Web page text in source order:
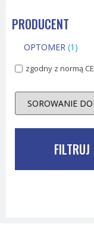
PRODUCENT
OPTOMER (1)
zgodny z normą CE
FILTRUJ